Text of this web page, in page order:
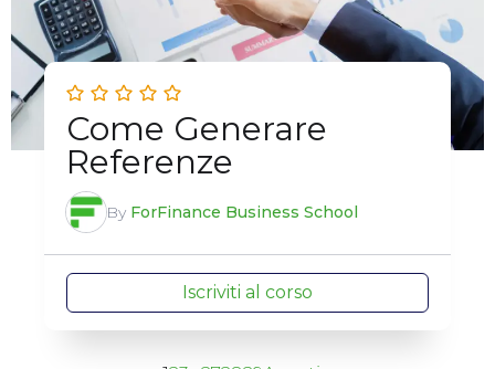
Come Generare
Referenze
By ForFinance Business School
Iscriviti al corso